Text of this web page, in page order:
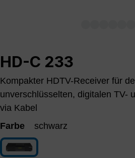
HD-C 233
Kompakter HDTV-Receiver für
unverschlüsselten, digitalen TV-
via Kabel
Farbe
schwarz
schwarz